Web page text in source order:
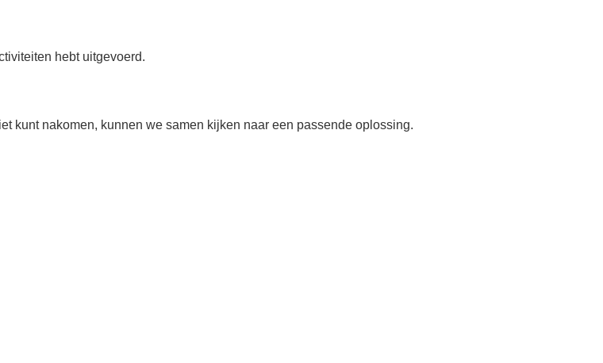
hebt uitgevoerd.
kunt nakomen, kunnen we samen kijken naar een passende oplossing.